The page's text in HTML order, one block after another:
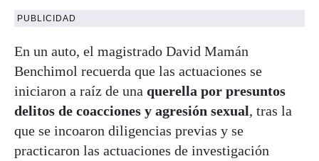
PUBLICIDAD
En un auto, el magistrado David Mamán
Benchimol recuerda que las actuaciones se
iniciaron a raíz de una querella por presuntos
delitos de coacciones y agresión sexual, tras la
que se incoaron diligencias previas y se
practicaron las actuaciones de investigación